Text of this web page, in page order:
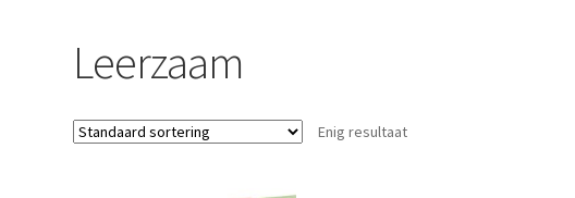
Leerzaam
Enig resultaat